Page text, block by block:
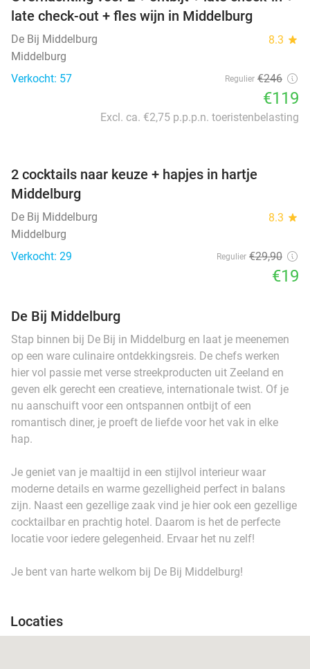
late check-out + fles wijn in Middelburg
De Bij Middelburg 8.3 star
Middelburg
Verkocht: 57
Regulier €246
€119
Excl. ca. €2,75 p.p.p.n. toeristenbelasting
2 cocktails naar keuze + hapjes in hartje
Middelburg
De Bij Middelburg 8.3 star
Middelburg
Verkocht: 29
Regulier €29,90
€19
De Bij Middelburg
Stap binnen bij De Bij in Middelburg en laat je meenemen
op een ware culinaire ontdekkingsreis. De chefs werken
hier vol passie met verse streekproducten uit Zeeland en
geven elk gerecht een creatieve, internationale twist. Of je
nu aanschuift voor een ontspannen ontbijt of een
romantisch diner, je proeft de liefde voor het vak in elke
hap.
Je geniet van je maaltijd in een stijlvol interieur waar
moderne details en warme gezelligheid perfect in balans
zijn. Naast een gezellige zaak vind je hier ook een gezellige
cocktailbar en prachtig hotel. Daarom is het de perfecte
locatie voor iedere gelegenheid. Ervaar het nu zelf!
Je bent van harte welkom bij De Bij Middelburg!
Locaties